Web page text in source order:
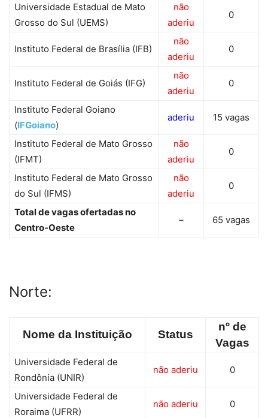
Universidade Estadual de Mato
Grosso do Sul (UEMS)
não
aderiu
0
Instituto Federal de Brasília (IFB)
não
aderiu
0
Instituto Federal de Goiás (IFG)
não
aderiu
0
Instituto Federal Goiano
(IFGoiano)
aderiu 15 vagas
Instituto Federal de Mato Grosso
(IFMT)
não
aderiu
0
Instituto Federal de Mato Grosso
do Sul (IFMS)
não
aderiu
0
Total de vagas ofertadas no
Centro-Oeste
– 65 vagas
Norte:
Nome da Instituição Status
nº de
Vagas
Universidade Federal de
Rondônia (UNIR)
não aderiu 0
Universidade Federal de
Roraima (UFRR)
não aderiu 0